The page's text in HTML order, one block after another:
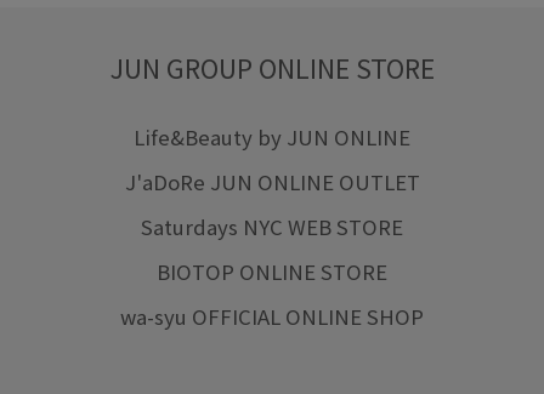
JUN GROUP ONLINE STORE
Life&Beauty by JUN ONLINE
J'aDoRe JUN ONLINE OUTLET
Saturdays NYC WEB STORE
BIOTOP ONLINE STORE
wa-syu OFFICIAL ONLINE SHOP